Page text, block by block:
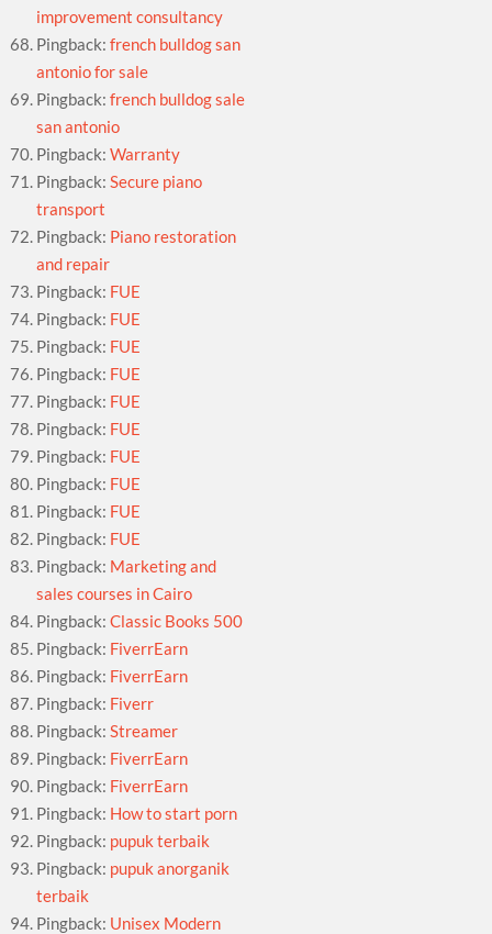
improvement consultancy
Pingback:french bulldog san
antonio for sale
Pingback:french bulldog sale
san antonio
Pingback:Warranty
Pingback:Secure piano
transport
Pingback: Piano restoration
and repair
Pingback: FUE
Pingback: FUE
Pingback: FUE
Pingback: FUE
Pingback: FUE
Pingback: FUE
Pingback: FUE
Pingback: FUE
Pingback: FUE
Pingback: FUE
Pingback: Marketing and
sales courses in Cairo
Pingback:Classic Books 500
Pingback: FiverrEarn
Pingback: FiverrEarn
Pingback: Fiverr
Pingback:Streamer
Pingback: FiverrEarn
Pingback: FiverrEarn
Pingback: How to start porn
Pingback: pupuk terbaik
Pingback: pupuk anorganik
terbaik
Pingback: Unisex Modern